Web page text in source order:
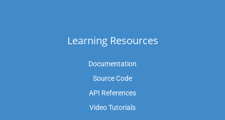
Learning Resources
Documentation
Source Code
API References
Video Tutorials